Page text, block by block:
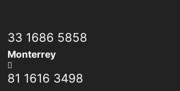
33 1686 5858
Monterrey
81 1616 3498